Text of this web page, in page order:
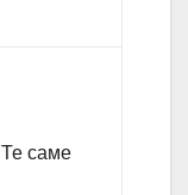
Те саме